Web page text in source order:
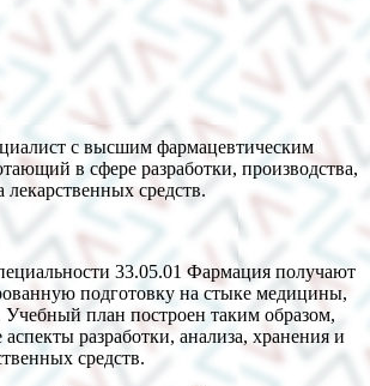
с высшим фармацевтическим
в сфере разработки, производства,
лекарственных средств.
33.05.01 Фармация получают
подготовку на стыке медицины,
план построен таким образом,
разработки, анализа, хранения и
средств.